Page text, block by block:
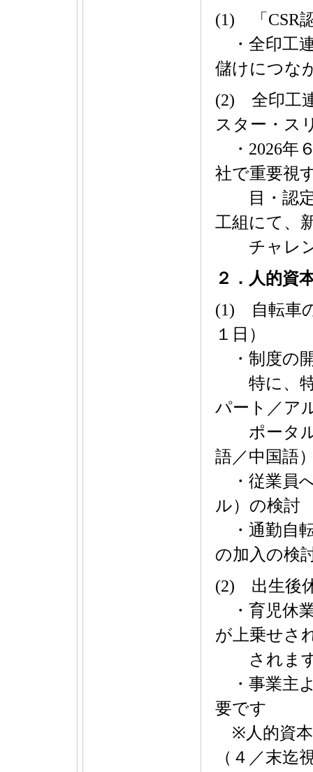
(1) 「CSR
・全印工
儲けにつな
(2) 全印工
スター・ス
・2026年
社で重要視
目・認定
工組にて、
チャレン
２．人的資
(1) 自転車
１日）
・制度の
特に、特
パート／ア
ポータル
語／中国語
・従業員
ル）の検討
・通勤自
の加入の検
(2) 出生後
・育児休
が上乗せさ
されます
・事業主
要です
※人的資本
（４／末迄